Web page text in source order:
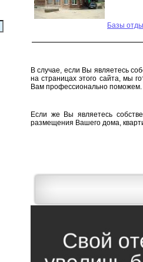
Базы
В случае, если Вы являетесь
на страницах этого сайта, мы
Вам профессионально поможем.
Если же Вы являетесь
размещения Вашего дома,